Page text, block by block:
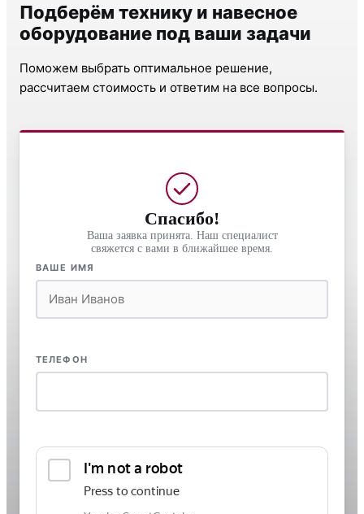
Подберём технику и навесное
оборудование под ваши задачи
Поможем выбрать оптимальное решение,
рассчитаем стоимость и ответим на все вопросы.
Спасибо!
Ваша заявка принята. Наш специалист
свяжется с вами в ближайшее время.
ВАШЕ ИМЯ
ТЕЛЕФОН